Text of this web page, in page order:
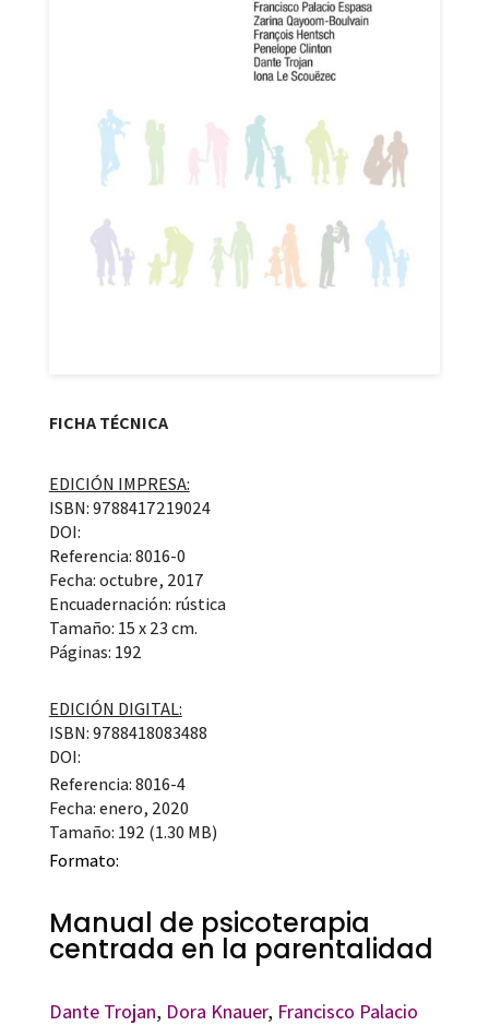
FICHA TÉCNICA
EDICIÓN IMPRESA:
ISBN: 9788417219024
DOI:
Referencia: 8016-0
Fecha: octubre, 2017
Encuadernación: rústica
Tamaño: 15 x 23 cm.
Páginas: 192
EDICIÓN DIGITAL:
ISBN: 9788418083488
DOI:
Referencia: 8016-4
Fecha: enero, 2020
Tamaño: 192 (1.30 MB)
Formato:
Manual de psicoterapia
centrada en la parentalidad
Dante Trojan, Dora Knauer, Francisco Palacio